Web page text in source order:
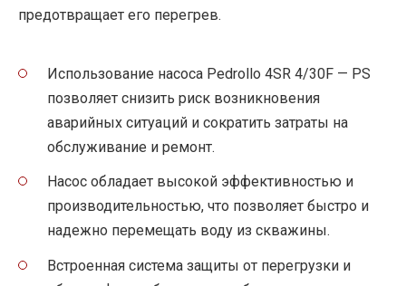
предотвращает его перегрев.
Использование насоса Pedrollo 4SR 4/30F — PS
позволяет снизить риск возникновения
аварийных ситуаций и сократить затраты на
обслуживание и ремонт.
Насос обладает высокой эффективностью и
производительностью, что позволяет быстро и
надежно перемещать воду из скважины.
Встроенная система защиты от перегрузки и